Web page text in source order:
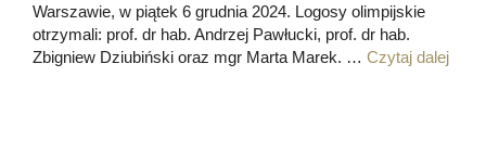
Warszawie, w piątek 6 grudnia 2024. Logosy olimpijskie
otrzymali: prof. dr hab. Andrzej Pawłucki, prof. dr hab.
Zbigniew Dziubiński oraz mgr Marta Marek. … Czytaj dalej